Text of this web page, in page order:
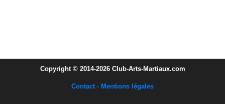
Copyright © 2014-2026 Club-Arts-Martiaux.com
Contact - Mentions légales